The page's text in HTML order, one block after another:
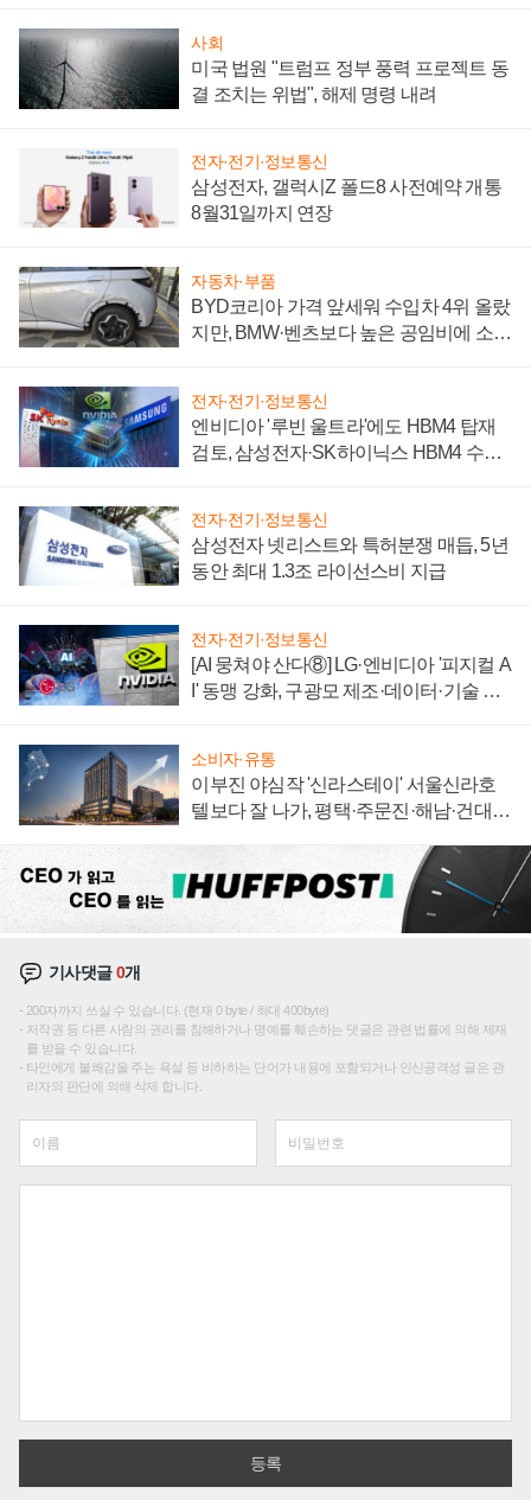
사회
미국 법원 "트럼프 정부 풍력 프로젝트 동
결 조치는 위법", 해제 명령 내려
전자·전기·정보통신
삼성전자, 갤럭시Z 폴드8 사전예약 개통
8월31일까지 연장
자동차·부품
BYD코리아 가격 앞세워 수입차 4위 올랐
지만, BMW·벤츠보다 높은 공임비에 소비
전자·전기·정보통신
엔비디아 '루빈 울트라'에도 HBM4 탑재
검토, 삼성전자·SK하이닉스 HBM4 수율
전자·전기·정보통신
삼성전자 넷리스트와 특허분쟁 매듭, 5년
동안 최대 1.3조 라이선스비 지급
전자·전기·정보통신
[AI 뭉쳐야 산다⑧] LG·엔비디아 '피지컬 A
I' 동맹 강화, 구광모 제조·데이터·기술 결
소비자·유통
이부진 야심작 '신라스테이' 서울신라호
텔보다 잘 나가, 평택·주문진·해남·건대로
기사댓글0개
200자까지 쓰실 수 있습니다. (현재 0 byte / 최대 400byte)
저작권 등 다른 사람의 권리를 침해하거나 명예를 훼손하는 댓글은 관련 법률에 의해 제재
를 받을 수 있습니다.
타인에게 불쾌감을 주는 욕설 등 비하하는 단어가 내용에 포함되거나 인신공격성 글은 관
리자의 판단에 의해 삭제 합니다.